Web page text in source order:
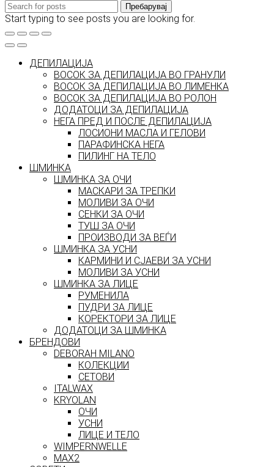
Пребарувај
Start typing to see posts you are looking for.
ДЕПИЛАЦИЈА
ВОСОК ЗА ДЕПИЛАЦИЈА ВО ГРАНУЛИ
ВОСОК ЗА ДЕПИЛАЦИЈА ВО ЛИМЕНКА
ВОСОК ЗА ДЕПИЛАЦИЈА ВО РОЛОН
ДОДАТОЦИ ЗА ДЕПИЛАЦИЈА
НЕГА ПРЕД И ПОСЛЕ ДЕПИЛАЦИЈА
ЛОСИОНИ МАСЛА И ГЕЛОВИ
ПАРАФИНСКА НЕГА
ПИЛИНГ НА ТЕЛО
ШМИНКА
ШМИНКА ЗА ОЧИ
МАСКАРИ ЗА ТРЕПКИ
МОЛИВИ ЗА ОЧИ
СЕНКИ ЗА ОЧИ
ТУШ ЗА ОЧИ
ПРОИЗВОДИ ЗА ВЕЃИ
ШМИНКА ЗА УСНИ
КАРМИНИ И СЈАЕВИ ЗА УСНИ
МОЛИВИ ЗА УСНИ
ШМИНКА ЗА ЛИЦЕ
РУМЕНИЛА
ПУДРИ ЗА ЛИЦЕ
КОРЕКТОРИ ЗА ЛИЦЕ
ДОДАТОЦИ ЗА ШМИНКА
БРЕНДОВИ
DEBORAH MILANO
КОЛЕКЦИИ
СЕТОВИ
ITALWAX
KRYOLAN
ОЧИ
УСНИ
ЛИЦЕ И ТЕЛО
WIMPERNWELLE
MAX2